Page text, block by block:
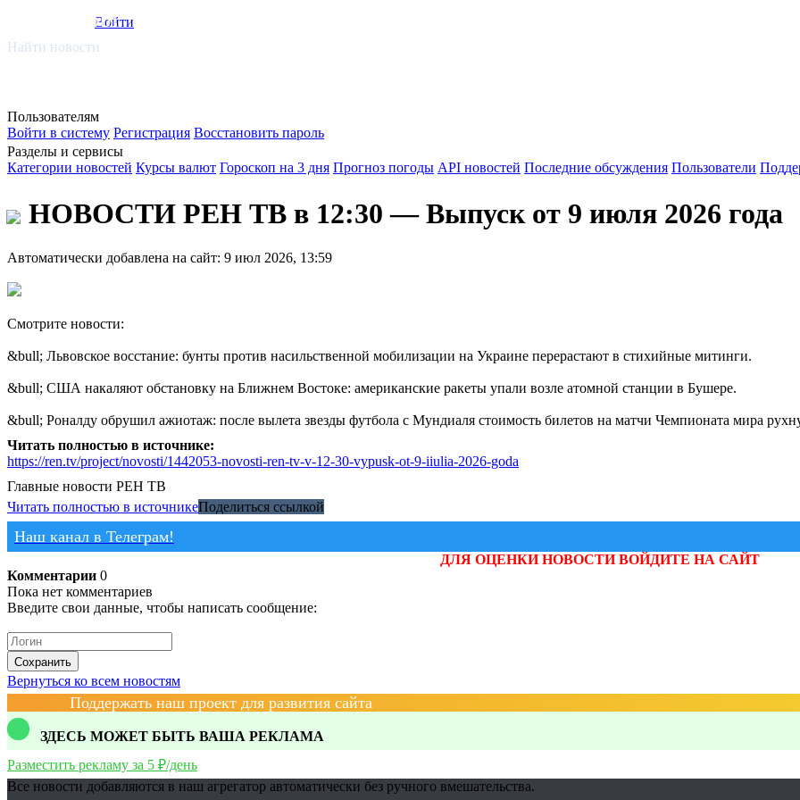
smi.mobi
Войти
Найти новости
Пользователям
Войти в систему Регистрация Восстановить пароль
Разделы и сервисы
Категории новостей Курсы валют Гороскоп на 3 дня Прогноз погоды API новостей Последние обсуждения Пользователи
НОВОСТИ РЕН ТВ в 12:30 — Выпуск от 9 июля 2026 года
Автоматически добавлена на сайт: 9 июл 2026, 13:59
Смотрите новости:
&bull; Львовское восстание: бунты против насильственной мобилизации на Украине перерастают в стихийные митинги.
&bull; США накаляют обстановку на Ближнем Востоке: американские ракеты упали возле атомной станции в Бушере.
&bull; Роналду обрушил ажиотаж: после вылета звезды футбола с Мундиаля стоимость билетов на матчи Чемпионата мира
Читать полностью в источнике:
https://ren.tv/project/novosti/1442053-novosti-ren-tv-v-12-30-vypusk-ot-9-iiulia-2026-goda
Главные новости РЕН ТВ
Читать полностью в источникеПоделиться ссылкой
Наш канал в Телеграм!
ДЛЯ ОЦЕНКИ НОВОСТИ ВОЙДИТЕ НА САЙТ
Комментарии 0
Пока нет комментариев
Введите свои данные, чтобы написать сообщение:
Сохранить
Вернуться ко всем новостям
Поддержать наш проект для развития сайта
ЗДЕСЬ МОЖЕТ БЫТЬ ВАША РЕКЛАМА
Разместить рекламу за 5 ₽/день
Все новости добавляются в наш агрегатор автоматически без ручного вмешательства.